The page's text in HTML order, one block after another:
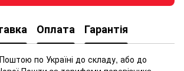
Оплата Гарантія
по Україні до складу, або до